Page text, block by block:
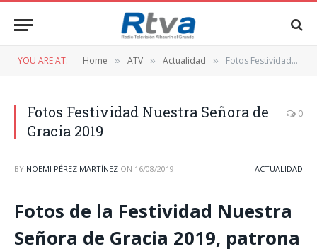
YOU ARE AT: Home » ATV » Actualidad » Fotos Festividad Nuestra Señora de Gracia 2019
Fotos Festividad Nuestra Señora de
Gracia 2019
0
BY NOEMI PÉREZ MARTÍNEZ ON 16/08/2019 ACTUALIDAD
Fotos de la Festividad Nuestra
Señora de Gracia 2019, patrona